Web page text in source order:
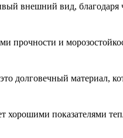
внешний вид, благодаря
прочности и
долговечный материал,
хорошими показателями